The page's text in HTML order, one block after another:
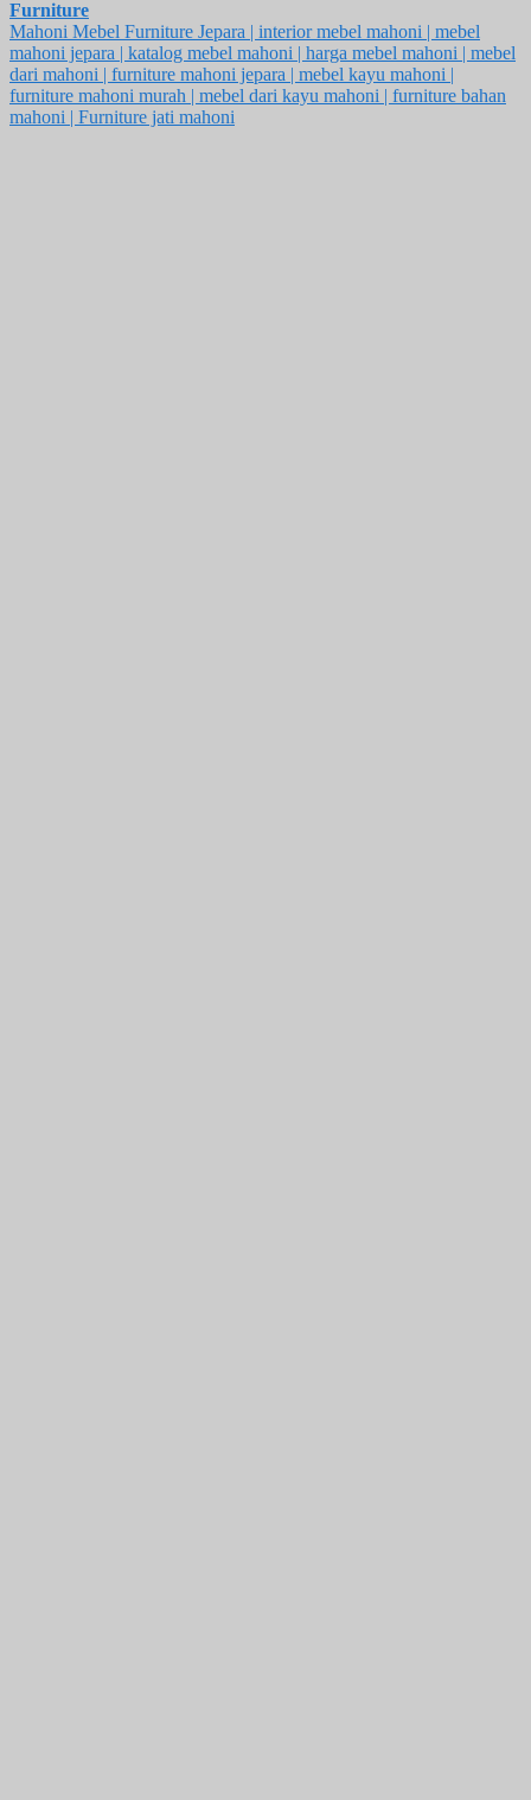
Furniture
Mahoni Mebel Furniture Jepara | interior mebel mahoni | mebel
mahoni jepara | katalog mebel mahoni | harga mebel mahoni | mebel
dari mahoni | furniture mahoni jepara | mebel kayu mahoni |
furniture mahoni murah | mebel dari kayu mahoni | furniture bahan
mahoni | Furniture jati mahoni